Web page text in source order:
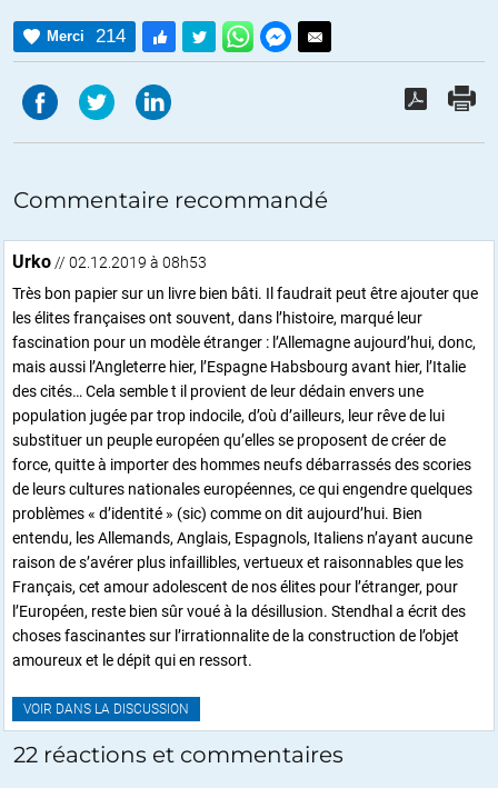
Merci 214
Commentaire recommandé
Urko// 02.12.2019 à 08h53
Très bon papier sur un livre bien bâti. Il faudrait peut être ajouter que
les élites françaises ont souvent, dans l’histoire, marqué leur
fascination pour un modèle étranger : l’Allemagne aujourd’hui, donc,
mais aussi l’Angleterre hier, l’Espagne Habsbourg avant hier, l’Italie
des cités… Cela semble t il provient de leur dédain envers une
population jugée par trop indocile, d’où d’ailleurs, leur rêve de lui
substituer un peuple européen qu’elles se proposent de créer de
force, quitte à importer des hommes neufs débarrassés des scories
de leurs cultures nationales européennes, ce qui engendre quelques
problèmes « d’identité » (sic) comme on dit aujourd’hui. Bien
entendu, les Allemands, Anglais, Espagnols, Italiens n’ayant aucune
raison de s’avérer plus infaillibles, vertueux et raisonnables que les
Français, cet amour adolescent de nos élites pour l’étranger, pour
l’Européen, reste bien sûr voué à la désillusion. Stendhal a écrit des
choses fascinantes sur l’irrationnalite de la construction de l’objet
amoureux et le dépit qui en ressort.
VOIR DANS LA DISCUSSION
22 réactions et commentaires